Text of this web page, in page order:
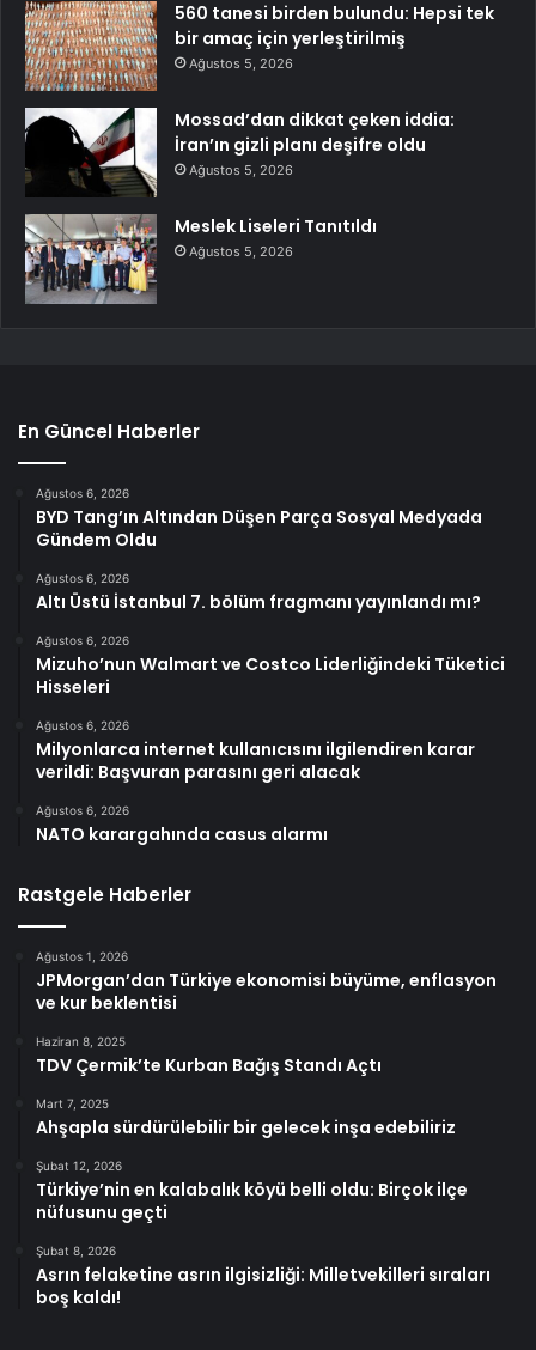
560 tanesi birden bulundu: Hepsi tek
bir amaç için yerleştirilmiş
Ağustos 5, 2026
Mossad’dan dikkat çeken iddia:
İran’ın gizli planı deşifre oldu
Ağustos 5, 2026
Meslek Liseleri Tanıtıldı
Ağustos 5, 2026
En Güncel Haberler
Ağustos 6, 2026
BYD Tang’ın Altından Düşen Parça Sosyal Medyada
Gündem Oldu
Ağustos 6, 2026
Altı Üstü İstanbul 7. bölüm fragmanı yayınlandı mı?
Ağustos 6, 2026
Mizuho’nun Walmart ve Costco Liderliğindeki Tüketici
Hisseleri
Ağustos 6, 2026
Milyonlarca internet kullanıcısını ilgilendiren karar
verildi: Başvuran parasını geri alacak
Ağustos 6, 2026
NATO karargahında casus alarmı
Rastgele Haberler
Ağustos 1, 2026
JPMorgan’dan Türkiye ekonomisi büyüme, enflasyon
ve kur beklentisi
Haziran 8, 2025
TDV Çermik’te Kurban Bağış Standı Açtı
Mart 7, 2025
Ahşapla sürdürülebilir bir gelecek inşa edebiliriz
Şubat 12, 2026
Türkiye’nin en kalabalık köyü belli oldu: Birçok ilçe
nüfusunu geçti
Şubat 8, 2026
Asrın felaketine asrın ilgisizliği: Milletvekilleri sıraları
boş kaldı!